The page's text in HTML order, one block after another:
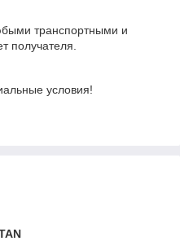
транспортными и
получателя.
условия!